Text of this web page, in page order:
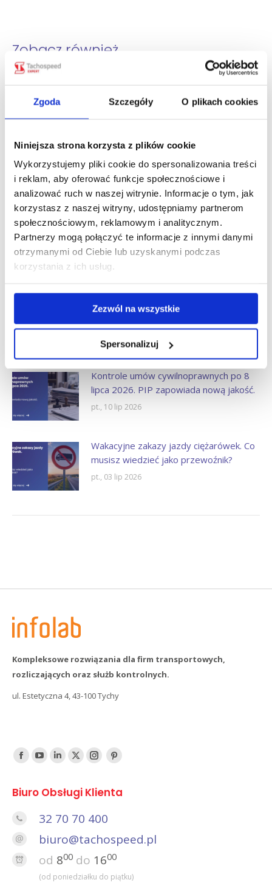
Zgoda Szczegóły O plikach cookies
Niniejsza strona korzysta z plików cookie
Wykorzystujemy pliki cookie do spersonalizowania treści
i reklam, aby oferować funkcje społecznościowe i
analizować ruch w naszej witrynie. Informacje o tym, jak
korzystasz z naszej witryny, udostępniamy partnerom
społecznościowym, reklamowym i analitycznym.
Partnerzy mogą połączyć te informacje z innymi danymi
otrzymanymi od Ciebie lub uzyskanymi podczas
korzystania z ich usług.
Zezwól na wszystkie
Spersonalizuj
Zobacz również
Obowiązkowa aktualizacja tachografów
trzeba zaktualizować i kiedy?
Zniesienie opłaty e-TOLL dla pojazdów
lekkich z przyczepą od 21 września
2026 r.
pt., 31 lip 2026
Zwrot myta we Włoszech za korki.
Przewoźnik może odzyskać nawet
100% opłaty.
pt., 24 lip 2026
wyjaśniła nowe obowiązki dla busów w
transporcie międzynarodowym.
pt., 17 lip 2026
Kontrole umów cywilnoprawnych po 8
lipca 2026. PIP zapowiada nową jakość.
pt., 10 lip 2026
Wakacyjne zakazy jazdy ciężarówek. Co
musisz wiedzieć jako przewoźnik?
pt., 03 lip 2026
Kompleksowe rozwiązania dla firm transportowych,
rozliczających oraz służb kontrolnych.
ul. Estetyczna 4, 43-100 Tychy
Find us on:
FacebookYouTube
LinkedTwitterInstagramPinterest
Biuro Obsługi Klienta
32 70 70 400
biuro@tachospeed.pl
od 800 do 1600
(od poniedziałku do piątku)